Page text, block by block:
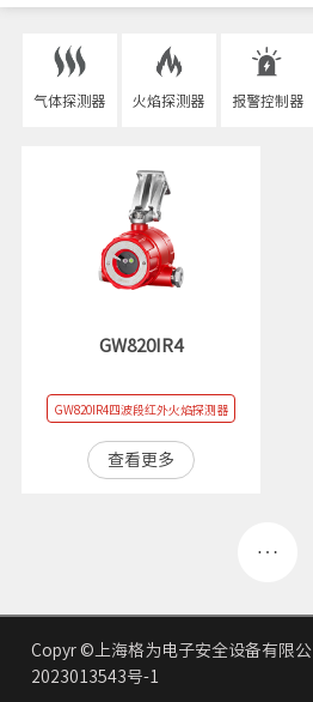
气体探测器 火焰探测器 报警控制器
GW820IR4
GW820IR4四波段红外火焰探测器
查看更多
Copyr ©上海格为电子安全设备有限
2023013543号-1